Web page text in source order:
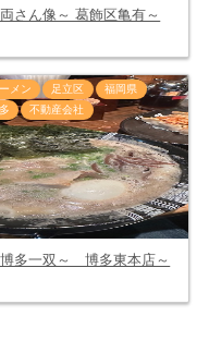
さん像～ 葛飾区亀有～
メン 足立区
福岡県
不動産会社
博多一双～ 博多東本店～